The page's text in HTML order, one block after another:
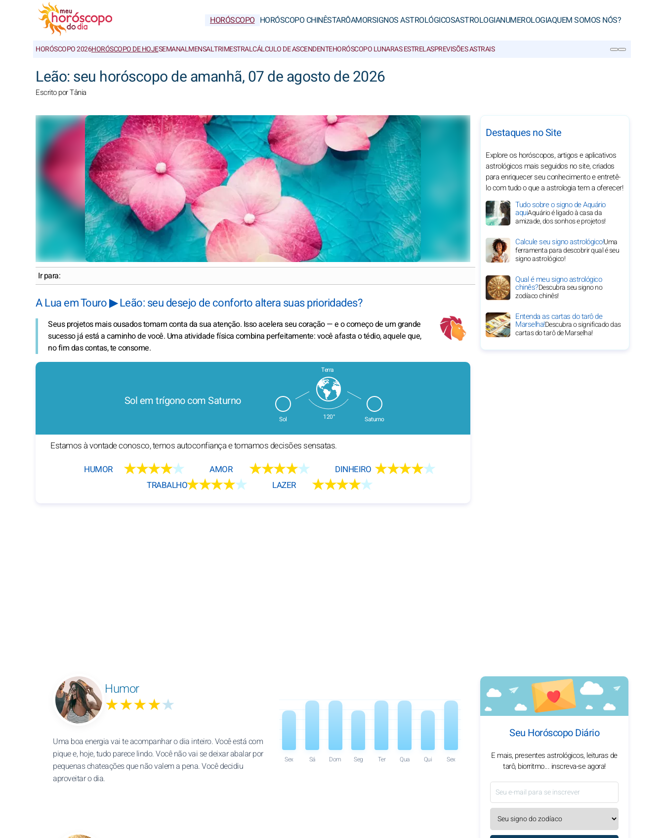
HORÓSCOPO HORÓSCOPO CHINÊSTARÔAMORSIGNOS ASTROLÓGICOSASTROLOGIANUMEROLOGIAQUEM SOMOS NÓS?
HORÓSCOPO 2026HORÓSCOPO DE HOJESEMANALMENSALTRIMESTRALCÁLCULO DE ASCENDENTEHORÓSCOPO LUNARAS ESTRELASPREVISÕES ASTRAIS
Leão: seu horóscopo de amanhã, 07 de agosto de 2026
Escrito por Tânia
Ir para:
A Lua em Touro ▶ Leão: seu desejo de conforto altera suas prioridades?
Seus projetos mais ousados tomam conta da sua atenção. Isso acelera seu coração — e o começo de um grande
sucesso já está a caminho de você. Uma atividade física combina perfeitamente: você afasta o tédio, aquele que,
no fim das contas, te consome.
Sol em trígono com Saturno
Terra
Sol Saturno
120°
Estamos à vontade conosco, temos autoconfiança e tomamos decisões sensatas.
HUMOR
★★★★★ AMOR ★★★★★ DINHEIRO ★★★★★
TRABALHO★★★★★ LAZER ★★★★★
Humor
★★★★★
Uma boa energia vai te acompanhar o dia inteiro. Você está com
pique e, hoje, tudo parece lindo. Você não vai se deixar abalar por
pequenas chateações que não valem a pena. Você decidiu
aproveitar o dia.
Sex Sá Dom Seg Ter Qua Qui Sex
Destaques no Site
Explore os horóscopos, artigos e aplicativos
astrológicos mais seguidos no site, criados
para enriquecer seu conhecimento e entretê-
lo com tudo o que a astrologia tem a oferecer!
Tudo sobre o signo de Aquário
aquiAquário é ligado à casa da
amizade, dos sonhos e projetos!
Calcule seu signo astrológico!Uma
ferramenta para descobrir qual é seu
signo astrológico!
Qual é meu signo astrológico
chinês?Descubra seu signo no
zodíaco chinês!
Entenda as cartas do tarô de
Marselha!Descubra o significado das
cartas do tarô de Marselha!
Seu Horóscopo Diário
E mais, presentes astrológicos, leituras de
tarô, biorritmo... inscreva-se agora!